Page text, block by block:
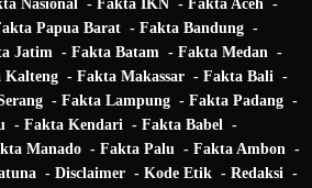
Nasional Fakta IKN
Fakta Aceh
Papua Barat
Fakta Bandung
Jatim Fakta Batam
Fakta Medan
Kalteng Fakta Makassar
Fakta Bali
Fakta Lampung
Fakta Padang
Fakta Kendari
Fakta Babel
Manado Fakta Palu
Fakta Ambon
Disclaimer Kode Etik Redaksi